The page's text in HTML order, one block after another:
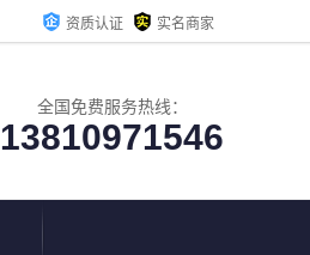
资质认证 实名商家
全国免费服务热线：
13810971546